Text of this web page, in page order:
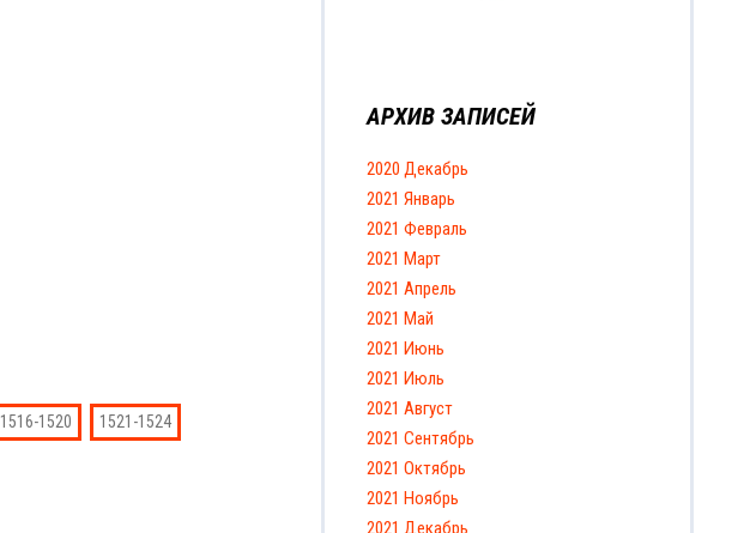
1516-1520 1521-1524
АРХИВ ЗАПИСЕЙ
2020 Декабрь
2021 Январь
2021 Февраль
2021 Март
2021 Апрель
2021 Май
2021 Июнь
2021 Июль
2021 Август
2021 Сентябрь
2021 Октябрь
2021 Ноябрь
2021 Декабрь